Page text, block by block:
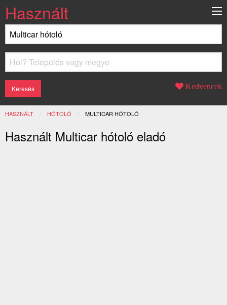
Használt
Kedvencek
HASZNÁLT HÓTOLÓ JELENLEGI:
MULTICAR HÓTOLÓ
Használt Multicar hótoló eladó